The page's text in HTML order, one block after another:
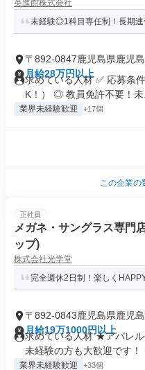
英進館株式会社
未経験◎1科目専任制！長期
〒892-0847鹿児島県鹿児
月給28万円以上
求めている人材 ✅ 応募条
K！） ◎ 教員免許不要！未
業界未経験歓迎 +17個
この企業の
正社員
メガネ・サングラス専門
ップ)
株式会社光学堂
完全週休2日制！楽しく
〒892-0843鹿児島県鹿児
月給19万1000円以上
求めている人材 ★アパレル
未経験の方も大歓迎です！
業界未経験歓迎 +33個